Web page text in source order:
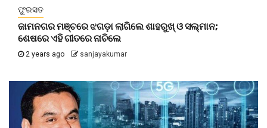
ଫୁରସତ
ଜାମନଗର ମଞ୍ଚରେ ଝଗଡ଼ା ଲାଗିଲେ ଶାହରୁଖ୍‌ ଓ ସଲ୍‌ମାନ;
ଶେଷରେ ଏହି ଗୀତରେ ନାଚିଲେ
2 years ago sanjayakumar